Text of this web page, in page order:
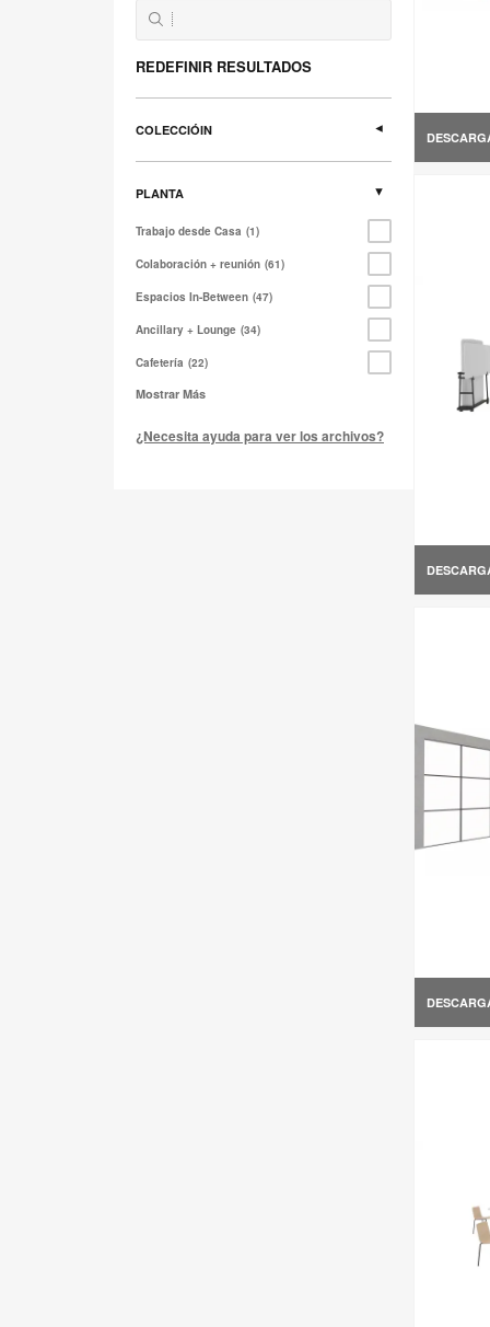
REDEFINIR RESULTADOS
COLECCIÓIN
PLANTA
Trabajo desde Casa 1
Colaboración + reunión 61
Espacios In-Between 47
Ancillary + Lounge 34
Cafetería 22
Mostrar Más
¿Necesita ayuda para ver los archivos?